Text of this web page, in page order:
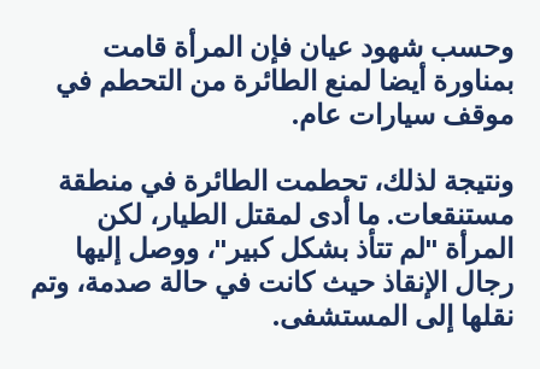
وحسب شهود عيان فإن المرأة قامت
بمناورة أيضا لمنع الطائرة من التحطم في
موقف سيارات عام.
ونتيجة لذلك، تحطمت الطائرة في منطقة
مستنقعات. ما أدى لمقتل الطيار، لكن
المرأة "لم تتأذ بشكل كبير"، ووصل إليها
رجال الإنقاذ حيث كانت في حالة صدمة، وتم
نقلها إلى المستشفى.